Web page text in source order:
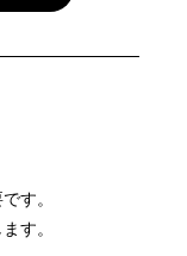
す。
す。